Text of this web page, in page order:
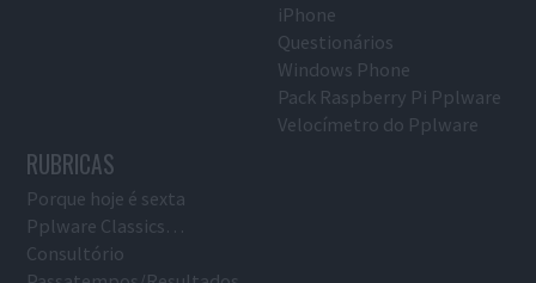
iPhone
Questionários
Windows Phone
Pack Raspberry Pi Pplware
Velocímetro do Pplware
RUBRICAS
Porque hoje é sexta
Pplware Classics…
Consultório